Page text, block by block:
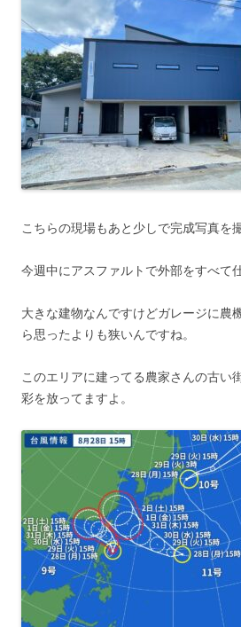
こちらの現場もあと少しで完成写真を
今週中にアスファルトで外部をすべて
大きな建物なんですけどガレージに農
ら思ったよりも狭いんですね。
このエリアに建ってる農家さんの古い
彩を放ってますよ。